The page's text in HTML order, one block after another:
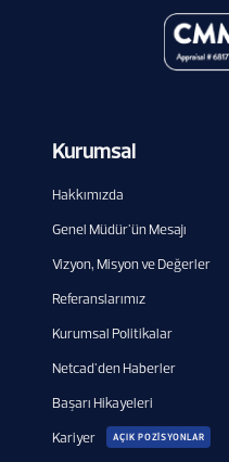
Kurumsal
Hakkımızda
Genel Müdür'ün Mesajı
Vizyon, Misyon ve Değerler
Referanslarımız
Kurumsal Politikalar
Netcad'den Haberler
Başarı Hikayeleri
Kariyer
AÇIK POZİSYONLAR